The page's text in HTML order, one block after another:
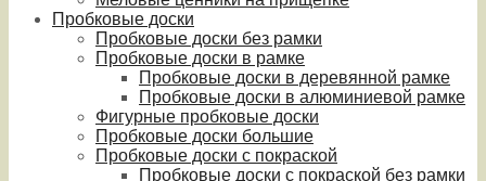
Пробковые доски
Пробковые доски без рамки
Пробковые доски в рамке
Пробковые доски в деревянной рамке
Пробковые доски в алюминиевой рамке
Фигурные пробковые доски
Пробковые доски большие
Пробковые доски с покраской
Пробковые доски с покраской без рамки